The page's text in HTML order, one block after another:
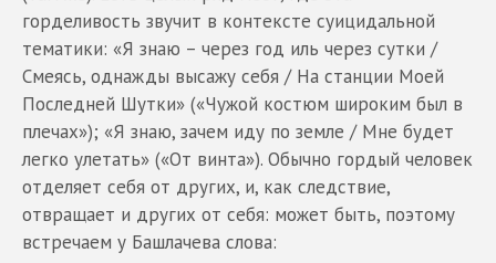
горделивость звучит в контексте суицидальной
тематики: «Я знаю – через год иль через сутки /
Смеясь, однажды высажу себя / На станции Моей
Последней Шутки» («Чужой костюм широким был в
плечах»); «Я знаю, зачем иду по земле / Мне будет
легко улетать» («От винта»). Обычно гордый человек
отделяет себя от других, и, как следствие,
отвращает и других от себя: может быть, поэтому
встречаем у Башлачева слова: